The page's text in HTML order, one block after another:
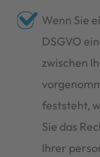
Wenn Sie
DSGVO
zwischen
feststeht,
Sie das
Ihrer